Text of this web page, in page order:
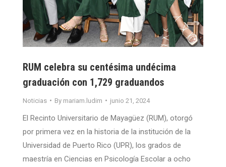
RUM celebra su centésima undécima
graduación con 1,729 graduandos
Noticias By mariam.ludim junio 21, 2024
El Recinto Universitario de Mayagüez (RUM), otorgó
por primera vez en la historia de la institución de la
Universidad de Puerto Rico (UPR), los grados de
maestría en Ciencias en Psicología Escolar a ocho